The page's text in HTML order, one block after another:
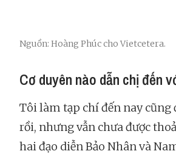
Nguồn: Hoàng Phúc cho Vietcetera.
Cơ duyên nào dẫn chị đến
Tôi làm tạp chí đến nay cũng
rồi, nhưng vẫn chưa được
hai đạo diễn Bảo Nhân và